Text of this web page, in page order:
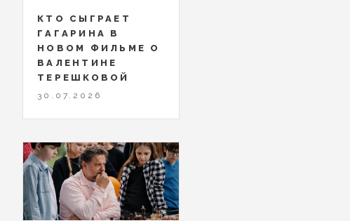
КТО СЫГРАЕТ
ГАГАРИНА В
НОВОМ ФИЛЬМЕ О
ВАЛЕНТИНЕ
ТЕРЕШКОВОЙ
30.07.2026